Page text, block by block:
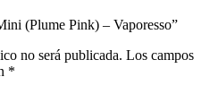
(Plume Pink) – Vaporesso”
no será publicada. Los campos
*